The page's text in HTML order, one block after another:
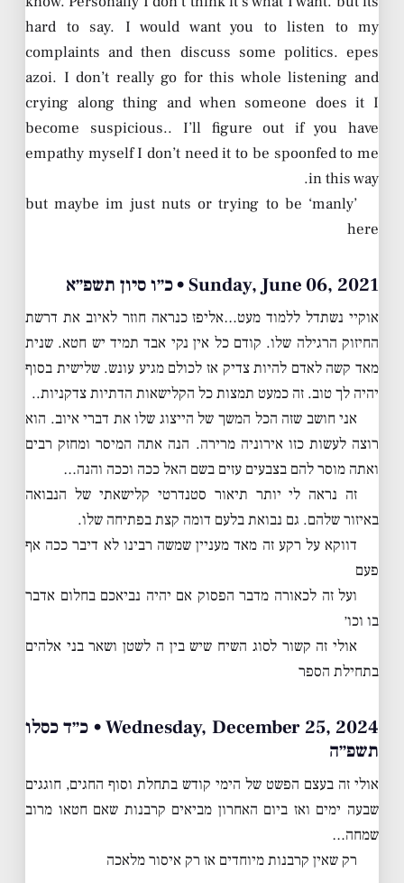
hard to say. I would want you to listen to my
complaints and then discuss some politics. epes
azoi. I don’t really go for this whole listening and
crying along thing and when someone does it I
become suspicious.. I’ll figure out if you have
empathy myself I don’t need it to be spoonfed to me
in this way.
but maybe im just nuts or trying to be ‘manly’
here
Sunday, June 06, 2021 • כ״ו סיון תשפ״א
אוקיי נשתדל ללמוד מעט…אליפז כנראה חוזר לאיוב את דרשת
החיזוק הרגילה שלו. קודם כל אין נקי אבד תמיד יש חטא. שנית
מאד קשה לאדם להיות צדיק אז לכולם מגיע עונש. שלישית בסוף
יהיה לך טוב. זה כמעט תמצות כל הקלישאות הדתיות צדקניות..
אני חושב שזה הכל המשך של הייצוג שלו את דברי איוב. הוא
רוצה לעשות כזו אירוניה מרירה. הנה אתה המיסר ומחזק רבים
ואתה מוסר להם בצבעים עזים בשם האל ככה וככה והנה…
זה נראה לי יותר תיאור סטנדרטי קלישאתי של הנבואה
באיזור שלהם. גם נבואת בלעם דומה קצת בפתיחה שלו.
דווקא על רקע זה מאד מעניין שמשה רבינו לא דיבר ככה אף
פעם
ועל זה לכאורה מדבר הפסוק אם יהיה נביאכם בחלום אדבר
בו וכו׳
אולי זה קשור לסוג השיח שיש בין ה לשטן ושאר בני אלהים
בתחילת הספר
Wednesday, December 25, 2024 • כ״ד כסלו
תשפ״ה
אולי זה בעצם הפשט של הימי קודש בתחלת וסוף החגים, חוגגים
שבעה ימים ואז ביום האחרון מביאים קרבנות שאם חטאו מרוב
שמחה…
רק שאין קרבנות מיוחדים אז רק איסור מלאכה